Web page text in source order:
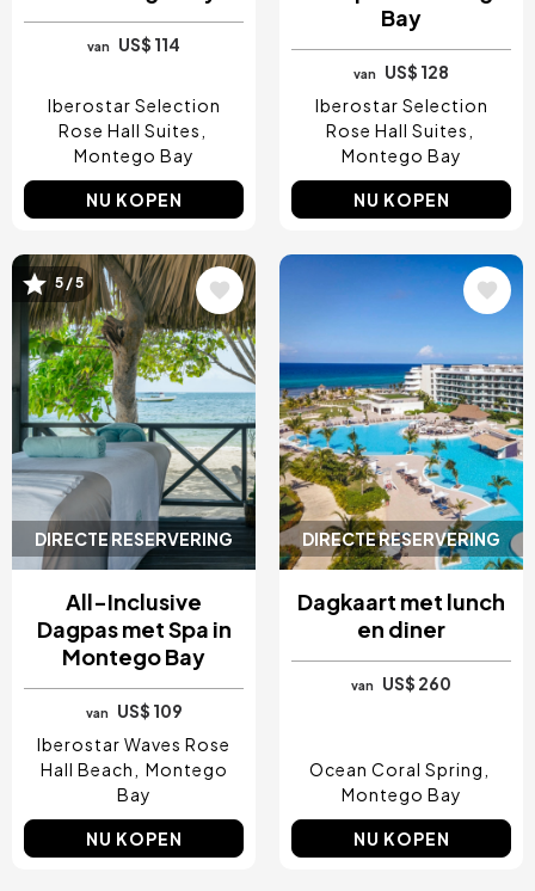
van US$ 114
Iberostar Selection
Rose Hall Suites
Montego Bay
NU KOPEN
Bay
van
US$ 128
Iberostar Selection
Rose Hall Suites
Montego Bay
NU KOPEN
DIRECTE RESERVERING
Afbeelding
5 / 5
All-Inclusive
Dagpas met Spa in
Montego Bay
van
US$ 109
Iberostar Waves Rose
Hall Beach
Montego
Bay
NU KOPEN
DIRECTE RESERVERING
Afbeelding
Dagkaart met lunch
en diner
van US$ 260
Ocean Coral Spring
Montego Bay
NU KOPEN